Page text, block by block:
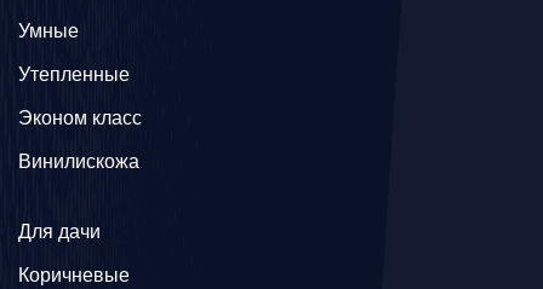
Умные
Утепленные
Эконом класс
Винилискожа
Для дачи
Коричневые